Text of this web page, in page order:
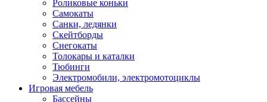
Роликовые коньки
Самокаты
Санки, ледянки
Скейтборды
Снегокаты
Толокары и каталки
Тюбинги
Электромобили, электромотоциклы
Игровая мебель
Бассейны